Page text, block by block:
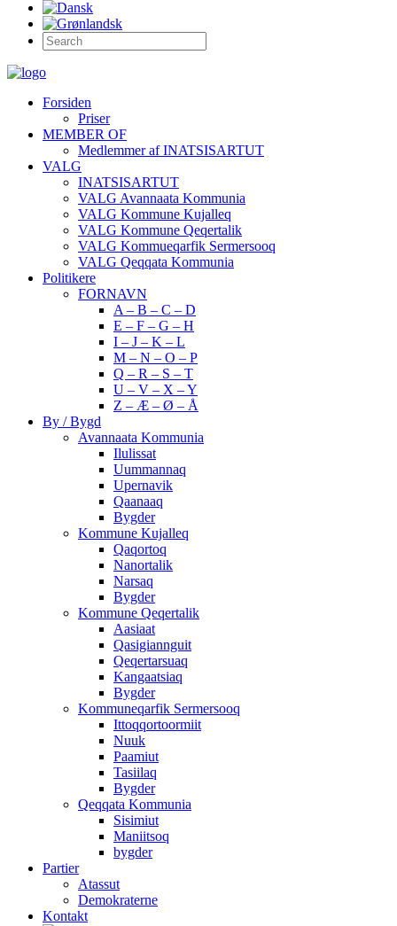
Forsiden
Priser
MEMBER OF
Medlemmer af INATSISARTUT
VALG
INATSISARTUT
VALG Avannaata Kommunia
VALG Kommune Kujalleq
VALG Kommune Qeqertalik
VALG Kommueqarfik Sermersooq
VALG Qeqqata Kommunia
Politikere
FORNAVN
A – B – C – D
E – F – G – H
I – J – K – L
M – N – O – P
Q – R – S – T
U – V – X – Y
Z – Æ – Ø – Å
By / Bygd
Avannaata Kommunia
Ilulissat
Uummannaq
Upernavik
Qaanaaq
Bygder
Kommune Kujalleq
Qaqortoq
Nanortalik
Narsaq
Bygder
Kommune Qeqertalik
Aasiaat
Qasigiannguit
Qeqertarsuaq
Kangaatsiaq
Bygder
Kommuneqarfik Sermersooq
Ittoqqortoormiit
Nuuk
Paamiut
Tasiilaq
Bygder
Qeqqata Kommunia
Sisimiut
Maniitsoq
bygder
Partier
Atassut
Demokraterne
Kontakt